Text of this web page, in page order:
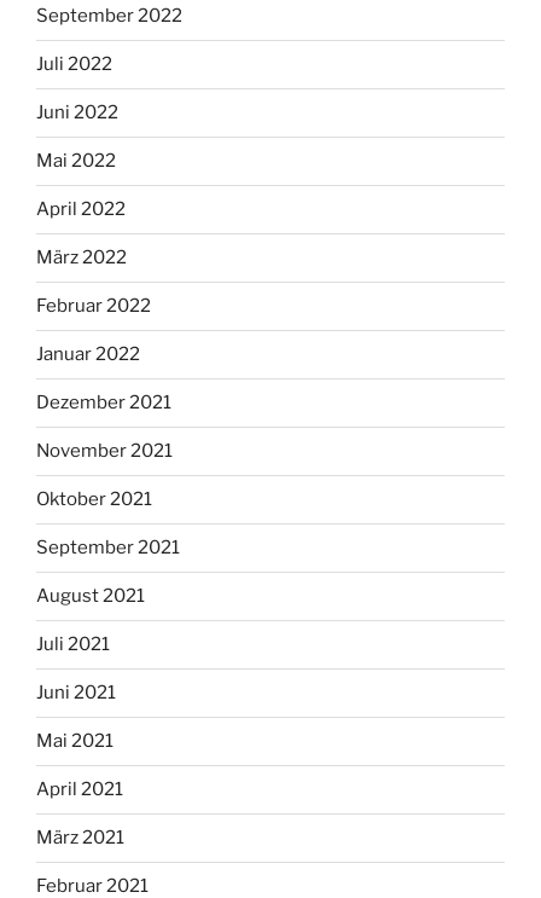
September 2022
Juli 2022
Juni 2022
Mai 2022
April 2022
März 2022
Februar 2022
Januar 2022
Dezember 2021
November 2021
Oktober 2021
September 2021
August 2021
Juli 2021
Juni 2021
Mai 2021
April 2021
März 2021
Februar 2021